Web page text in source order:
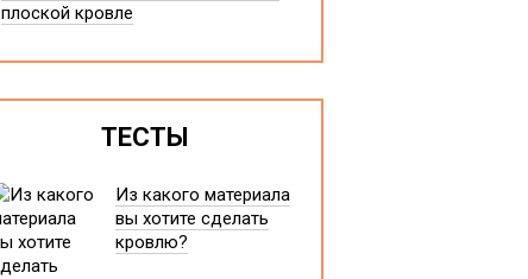
плоской кровле
ТЕСТЫ
Из какого материала
вы хотите сделать
кровлю?